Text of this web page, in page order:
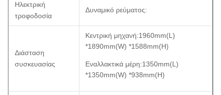
Ηλεκτρική
τροφοδοσία
Δυναμικό ρεύματος:
Διάσταση
συσκευασίας
Κεντρική μηχανή:1960mm(L)
*1890mm(W) *1588mm(H)
Εναλλακτικά μέρη:1350mm(L)
*1350mm(W) *938mm(H)